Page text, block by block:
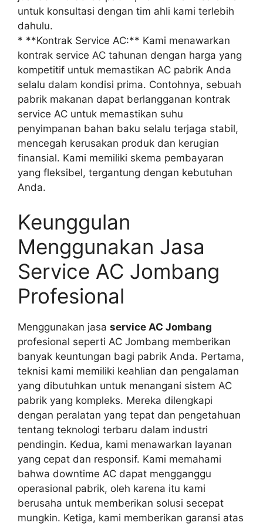
untuk konsultasi dengan tim ahli kami terlebih
dahulu.
* **Kontrak Service AC:** Kami menawarkan
kontrak service AC tahunan dengan harga yang
kompetitif untuk memastikan AC pabrik Anda
selalu dalam kondisi prima. Contohnya, sebuah
pabrik makanan dapat berlangganan kontrak
service AC untuk memastikan suhu
penyimpanan bahan baku selalu terjaga stabil,
mencegah kerusakan produk dan kerugian
finansial. Kami memiliki skema pembayaran
yang fleksibel, tergantung dengan kebutuhan
Anda.
Keunggulan
Menggunakan Jasa
Service AC Jombang
Profesional
Menggunakan jasa service AC Jombang
profesional seperti AC Jombang memberikan
banyak keuntungan bagi pabrik Anda. Pertama,
teknisi kami memiliki keahlian dan pengalaman
yang dibutuhkan untuk menangani sistem AC
pabrik yang kompleks. Mereka dilengkapi
dengan peralatan yang tepat dan pengetahuan
tentang teknologi terbaru dalam industri
pendingin. Kedua, kami menawarkan layanan
yang cepat dan responsif. Kami memahami
bahwa downtime AC dapat mengganggu
operasional pabrik, oleh karena itu kami
berusaha untuk memberikan solusi secepat
mungkin. Ketiga, kami memberikan garansi atas